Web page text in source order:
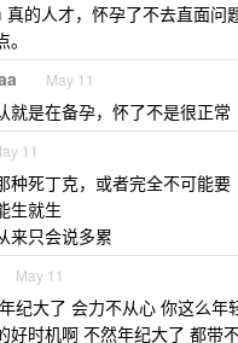
真的人才，怀孕了不去直面问
May 11
就是在备孕，怀了不是很正常
11
种死丁克，或者完全不可能要
生就生
来只会说多累
May 11
纪大了 会力不从心 你这么年
好时机啊 不然年纪大了 都带